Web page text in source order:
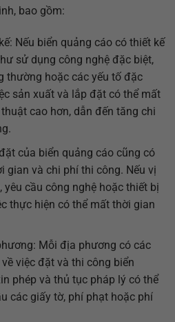
bao gồm:
Nếu biển quảng cáo có thiết kế
sử dụng công nghệ đặc biệt,
thường hoặc các yếu tố đặc
sản xuất và lắp đặt có thể mất
cao hơn, dẫn đến tăng chi
của biển quảng cáo cũng có
gian và chi phí thi công. Nếu vị
cầu công nghệ hoặc thiết bị
thực hiện có thể mất thời gian
Mỗi địa phương có các
việc đặt và thi công biển
phép và thủ tục pháp lý có thể
các giấy tờ, phí phạt hoặc phí